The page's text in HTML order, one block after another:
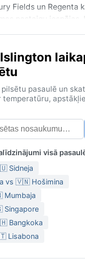
Fields un Regenta
pastaigu iespējas.
vēsturisku šarmu ar
par vienu no
Cfb klasei
visu gadu valda
pasaulē un
temperatūru,
visā
Sidneja
vs 🇻🇳 Hošimina
Bangkoka
Lisabona